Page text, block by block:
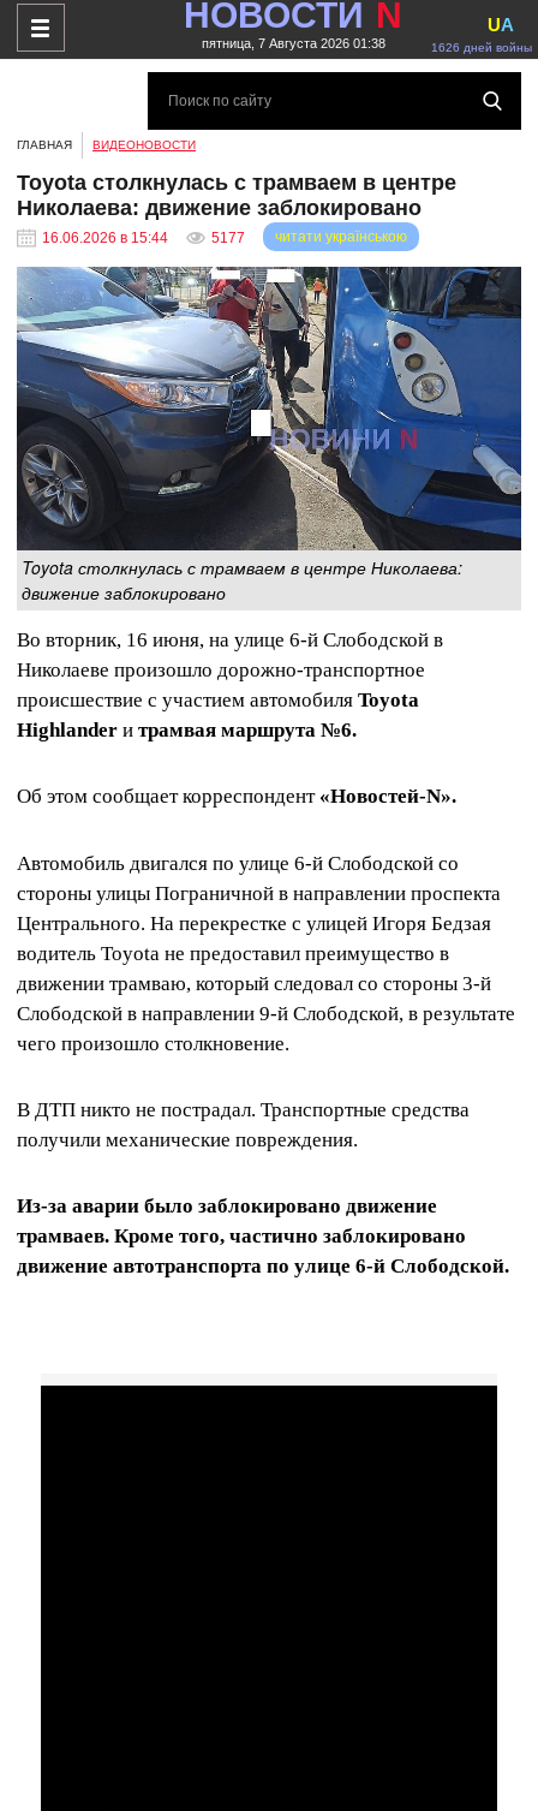
НОВОСТИ N
пятница, 7 Августа 2026 01:38 1626 дней войны
UA
ГЛАВНАЯ ВИДЕОНОВОСТИ
Toyota столкнулась с трамваем в центре
Николаева: движение заблокировано
16.06.2026 в 15:44 5177 читати українською
Toyota столкнулась с трамваем в центре Николаева:
движение заблокировано
Во вторник, 16 июня, на улице 6-й Слободской в
Николаеве произошло дорожно-транспортное
происшествие с участием автомобиля Toyota
Highlander и трамвая маршрута №6.
Об этом сообщает корреспондент «Новостей-N».
Автомобиль двигался по улице 6-й Слободской со
стороны улицы Пограничной в направлении проспекта
Центрального. На перекрестке с улицей Игоря Бедзая
водитель Toyota не предоставил преимущество в
движении трамваю, который следовал со стороны 3-й
Слободской в направлении 9-й Слободской, в результате
чего произошло столкновение.
В ДТП никто не пострадал. Транспортные средства
получили механические повреждения.
Из-за аварии было заблокировано движение
трамваев. Кроме того, частично заблокировано
движение автотранспорта по улице 6-й Слободской.